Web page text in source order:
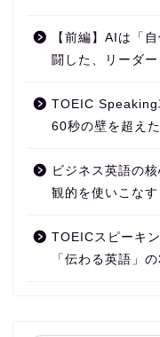
【前編】AIは「
闘した、リーダ
TOEIC Speaking
60秒の壁を超え
ビジネス英語の
観的を使いこなす
TOEICスピーキ
「伝わる英語」